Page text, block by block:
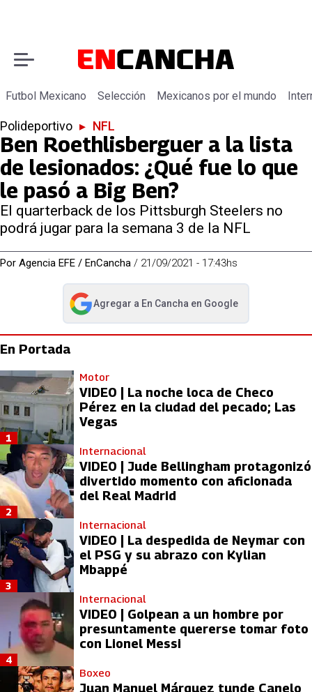
Futbol Mexicano Selección Mexicanos por el mundo
Polideportivo ▸ NFL
Ben Roethlisberguer a la lista
de lesionados: ¿Qué fue lo que
le pasó a Big Ben?
El quarterback de los Pittsburgh Steelers no
podrá jugar para la semana 3 de la NFL
Por Agencia EFE / EnCancha / 21/09/2021 - 17:43hs
Agregar a En Cancha en Google
abre en nueva pestaña
En Portada
Motor
VIDEO | La noche loca de Checo
Pérez en la ciudad del pecado; Las
Vegas
1
Internacional
VIDEO | Jude Bellingham protagonizó
divertido momento con aficionada
del Real Madrid
2
Internacional
VIDEO | La despedida de Neymar con
el PSG y su abrazo con Kylian
Mbappé
3
Internacional
VIDEO | Golpean a un hombre por
presuntamente quererse tomar foto
con Lionel Messi
4
Boxeo
Juan Manuel Márquez tunde Canelo